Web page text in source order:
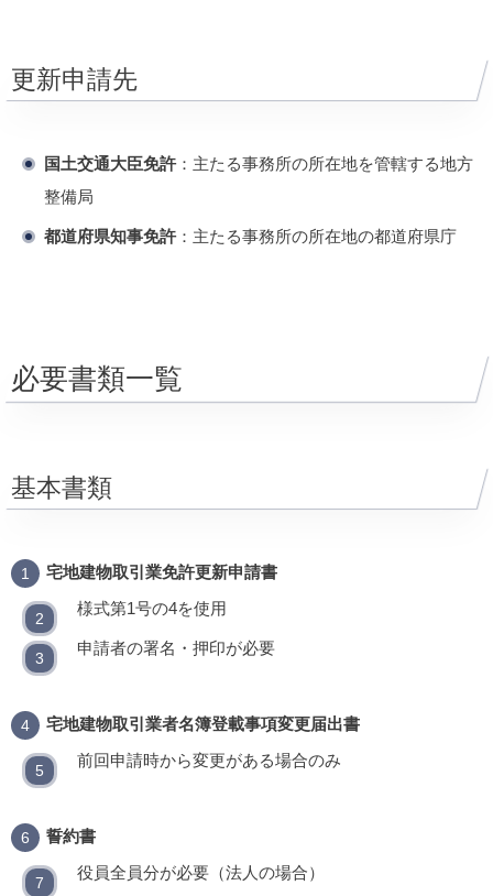
更新申請先
国土交通大臣免許：主たる事務所の所在地を管轄する地方
整備局
都道府県知事免許：主たる事務所の所在地の都道府県庁
必要書類一覧
基本書類
宅地建物取引業免許更新申請書
様式第1号の4を使用
申請者の署名・押印が必要
宅地建物取引業者名簿登載事項変更届出書
前回申請時から変更がある場合のみ
誓約書
役員全員分が必要（法人の場合）